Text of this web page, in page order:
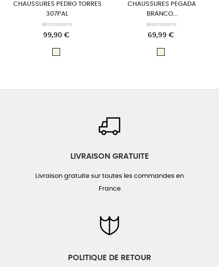
CHAUSSURES PEDRO TORRES
307PAL
Mocassins
99,90 €
CHAUSSURES PEGADA
BRANCO...
Mocassins
69,99 €
LIVRAISON GRATUITE
Livraison gratuite sur toutes les commandes en
France
POLITIQUE DE RETOUR